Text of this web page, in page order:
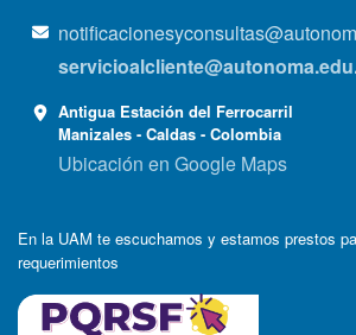
Antigua Estación del Ferrocarril
Manizales - Caldas - Colombia
Ubicación en Google Maps
En la UAM te escuchamos y estamos prestos
requerimientos